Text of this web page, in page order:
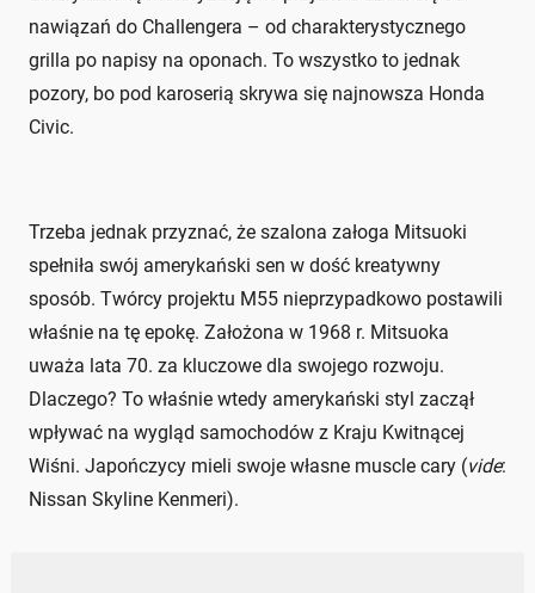
nawiązań do Challengera – od charakterystycznego
grilla po napisy na oponach. To wszystko to jednak
pozory, bo pod karoserią skrywa się najnowsza Honda
Civic.
Trzeba jednak przyznać, że szalona załoga Mitsuoki
spełniła swój amerykański sen w dość kreatywny
sposób. Twórcy projektu M55 nieprzypadkowo postawili
właśnie na tę epokę. Założona w 1968 r. Mitsuoka
uważa lata 70. za kluczowe dla swojego rozwoju.
Dlaczego? To właśnie wtedy amerykański styl zaczął
wpływać na wygląd samochodów z Kraju Kwitnącej
Wiśni. Japończycy mieli swoje własne muscle cary (vide:
Nissan Skyline Kenmeri).